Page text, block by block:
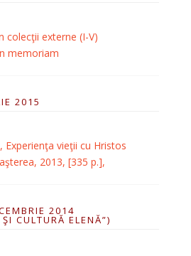
colecţii externe (I-V)
memoriam
2015
Experienţa vieţii cu Hristos
2013, [335 p.],
2014
CULTURĂ ELENĂ”)